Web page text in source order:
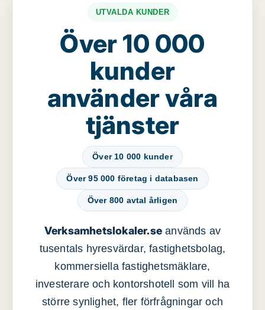
UTVALDA KUNDER
Över 10 000
kunder
använder våra
tjänster
Över 10 000 kunder
Över 95 000 företag i databasen
Över 800 avtal årligen
Verksamhetslokaler.se används av
tusentals hyresvärdar, fastighetsbolag,
kommersiella fastighetsmäklare,
investerare och kontorshotell som vill ha
större synlighet, fler förfrågningar och